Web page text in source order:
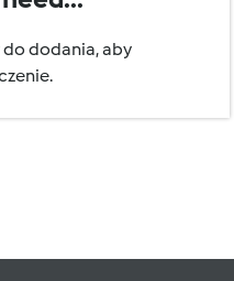
do dodania, aby